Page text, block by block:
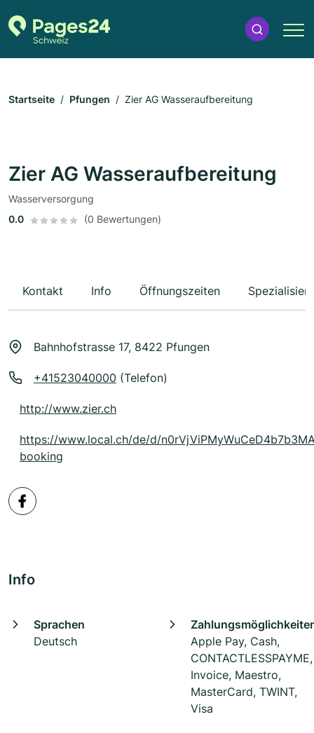
Startseite Pfungen Zier AG Wasseraufbereitung
Zier AG Wasseraufbereitung
Wasserversorgung
0.0
(0 Bewertungen)
Kontakt Info Öffnungszeiten
Bahnhofstrasse 17, 8422 Pfungen
+41523040000 (Telefon)
http://www.zier.ch
https://www.local.ch/de/d/
booking
Info
Sprachen
Deutsch
Apple Pay, Cash,
CONTACTLESSPAYME,
Invoice, Maestro,
MasterCard, TWINT,
Visa